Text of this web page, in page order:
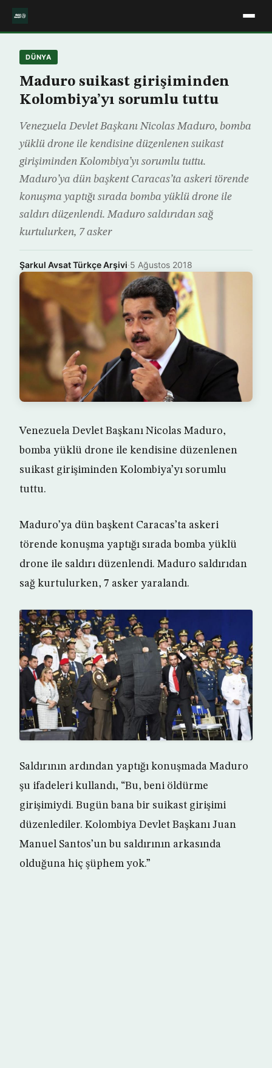
DÜNYA
Maduro suikast girişiminden
Kolombiya’yı sorumlu tuttu
Venezuela Devlet Başkanı Nicolas Maduro, bomba
yüklü drone ile kendisine düzenlenen suikast
girişiminden Kolombiya’yı sorumlu tuttu.
Maduro’ya dün başkent Caracas’ta askeri törende
konuşma yaptığı sırada bomba yüklü drone ile
saldırı düzenlendi. Maduro saldırıdan sağ
kurtulurken, 7 asker
Şarkul Avsat Türkçe Arşivi·5 Ağustos 2018
Venezuela Devlet Başkanı Nicolas Maduro,
bomba yüklü drone ile kendisine düzenlenen
suikast girişiminden Kolombiya’yı sorumlu
tuttu.
Maduro’ya dün başkent Caracas’ta askeri
törende konuşma yaptığı sırada bomba yüklü
drone ile saldırı düzenlendi. Maduro saldırıdan
sağ kurtulurken, 7 asker yaralandı.
Saldırının ardından yaptığı konuşmada Maduro
şu ifadeleri kullandı, “Bu, beni öldürme
girişimiydi. Bugün bana bir suikast girişimi
düzenlediler. Kolombiya Devlet Başkanı Juan
Manuel Santos’un bu saldırının arkasında
olduğuna hiç şüphem yok.”